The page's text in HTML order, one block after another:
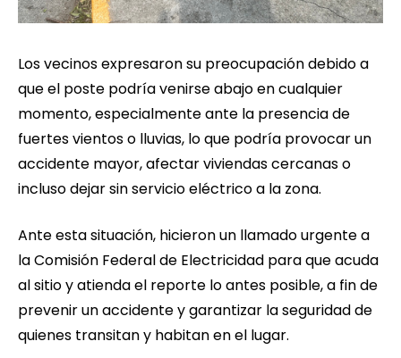
Los vecinos expresaron su preocupación debido a
que el poste podría venirse abajo en cualquier
momento, especialmente ante la presencia de
fuertes vientos o lluvias, lo que podría provocar un
accidente mayor, afectar viviendas cercanas o
incluso dejar sin servicio eléctrico a la zona.
Ante esta situación, hicieron un llamado urgente a
la Comisión Federal de Electricidad para que acuda
al sitio y atienda el reporte lo antes posible, a fin de
prevenir un accidente y garantizar la seguridad de
quienes transitan y habitan en el lugar.